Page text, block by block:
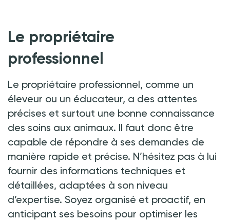
Le propriétaire
professionnel
Le propriétaire professionnel, comme un
éleveur ou un éducateur, a des attentes
précises et surtout une bonne connaissance
des soins aux animaux. Il faut donc être
capable de répondre à ses demandes de
manière rapide et précise. N’hésitez pas à lui
fournir des informations techniques et
détaillées, adaptées à son niveau
d’expertise. Soyez organisé et proactif, en
anticipant ses besoins pour optimiser les